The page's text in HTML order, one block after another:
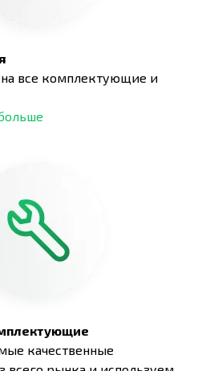
все комплектующие и
качественные